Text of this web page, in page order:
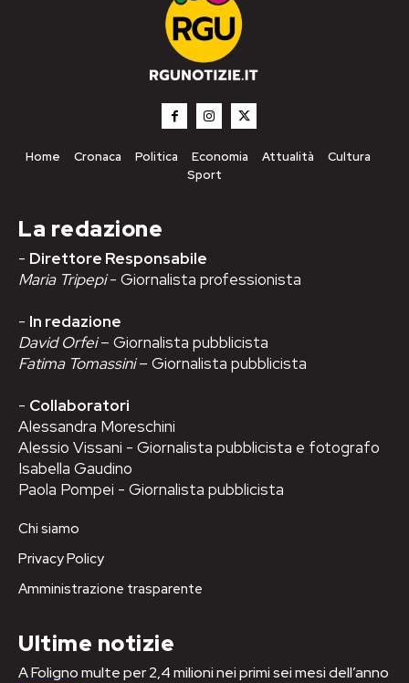
Home Cronaca Politica Economia Attualità
Cultura
Sport
La redazione
- Direttore Responsabile
Maria Tripepi- Giornalista professionista
- In redazione
David Orfei– Giornalista pubblicista
Fatima Tomassini– Giornalista pubblicista
- Collaboratori
Alessandra Moreschini
Alessio Vissani - Giornalista pubblicista e fotografo
Isabella Gaudino
Paola Pompei - Giornalista pubblicista
Chi siamo
Privacy Policy
Amministrazione trasparente
Ultime notizie
A Foligno multe per 2,4 milioni nei primi sei mesi dell’anno